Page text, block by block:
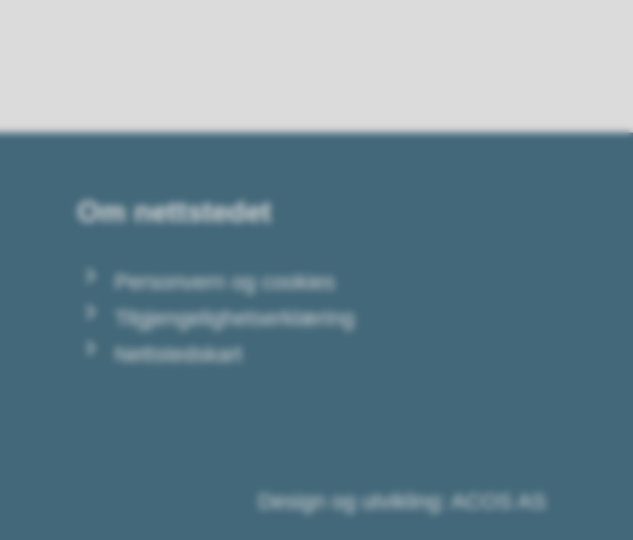
Om nettstedet
Personvern og cookies
Tilgjengelighetserklæring
Nettstedskart
Design og utvikling: ACOS AS